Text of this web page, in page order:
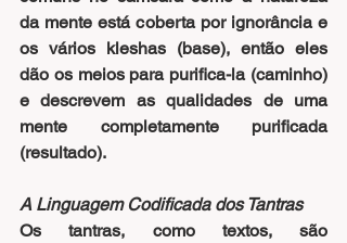
da mente está coberta por ignorância e
os vários kleshas (base), então eles
dão os meios para purifica-la (caminho)
e descrevem as qualidades de uma
mente completamente purificada
(resultado).
A Linguagem Codificada dos Tantras
Os tantras, como textos, são